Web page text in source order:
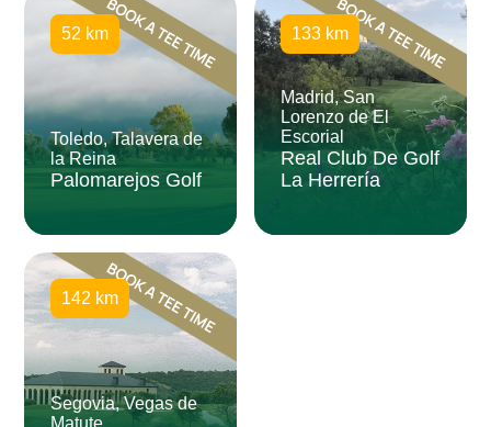
52 km
Toledo, Talavera de
la Reina
Palomarejos Golf
133 km
Madrid, San
Lorenzo de El
Escorial
Real Club De Golf
La Herrería
142 km
Segovia, Vegas de